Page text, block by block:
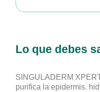
Lo que debes
SINGULADERM
purifica la epidermis.